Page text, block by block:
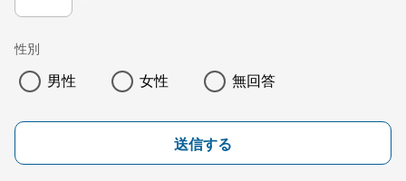
性別
男性 女性 無回答
送信する